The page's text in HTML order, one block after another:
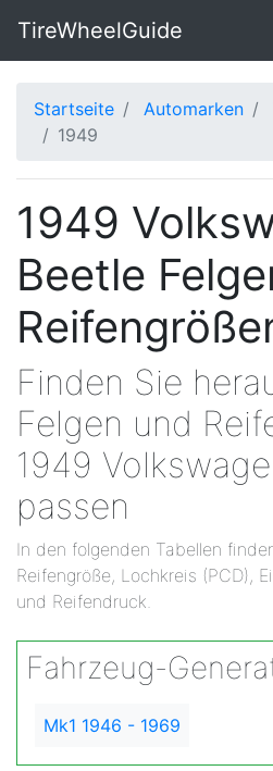
TireWheelGuide
Startseite Automarken
1949
1949
Beetle
Finden Sie
Felgen und
1949
passen
In den folgenden Tabellen
Reifengröße, Lochkreis (PCD),
und Reifendruck.
Fahrzeug-
Mk1 1946 - 1969